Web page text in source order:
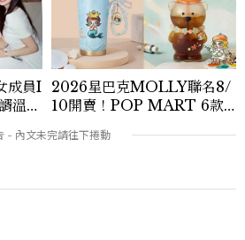
生活品味風格的無限可能。
成員I
溫柔
2026星巴克MOLLY聯名8/
10開賣！POP MART 6款
次看